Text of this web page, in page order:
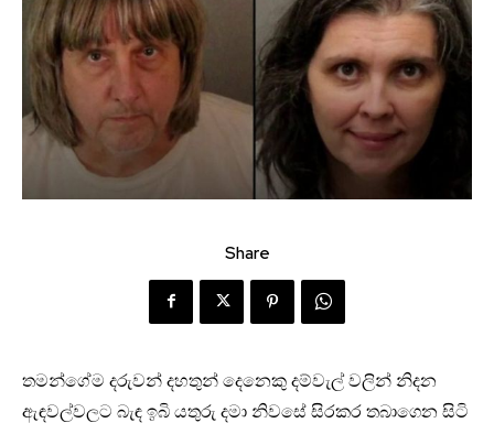
Share
තමන්ගේම දරුවන් දහතුන් දෙනෙකු දම්වැල් වලින් නිදන
ඇඳවල්වලට බැඳ ඉබි යතුරු දමා නිවසේ සිරකර තබාගෙන සිටි